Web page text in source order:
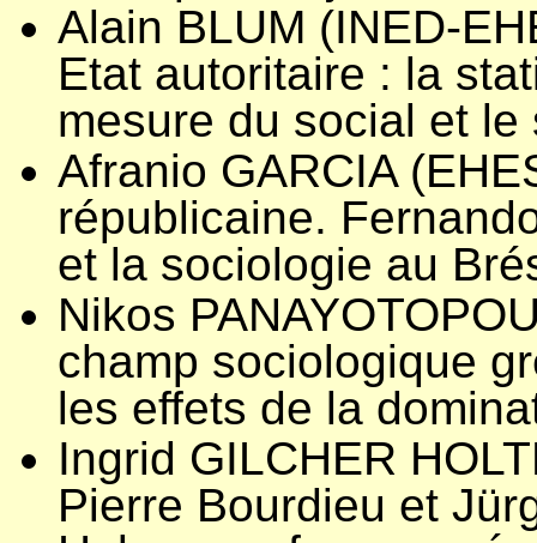
Alain BLUM (INED-
Etat autoritaire : la
mesure du social et le
Afranio GARCIA
républicaine.
et la sociologie au
Nikos
champ sociologique
les effets de la
Ingrid GILCHER
Pierre Bourdieu et